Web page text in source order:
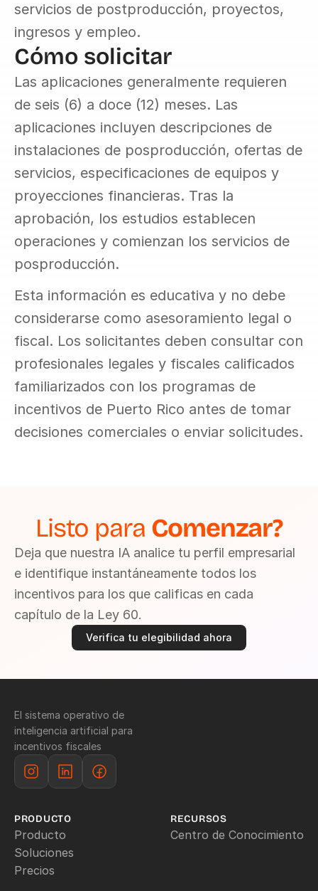
servicios de postproducción, proyectos,
ingresos y empleo.
Cómo solicitar
Las aplicaciones generalmente requieren
de seis (6) a doce (12) meses. Las
aplicaciones incluyen descripciones de
instalaciones de posproducción, ofertas de
servicios, especificaciones de equipos y
proyecciones financieras. Tras la
aprobación, los estudios establecen
operaciones y comienzan los servicios de
posproducción.
Esta información es educativa y no debe
considerarse como asesoramiento legal o
fiscal. Los solicitantes deben consultar con
profesionales legales y fiscales calificados
familiarizados con los programas de
incentivos de Puerto Rico antes de tomar
decisiones comerciales o enviar solicitudes.
Listo para Comenzar?
Deja que nuestra IA analice tu perfil empresarial
e identifique instantáneamente todos los
incentivos para los que calificas en cada
capítulo de la Ley 60.
Verifica tu elegibilidad ahora
El sistema operativo de
inteligencia artificial para
incentivos fiscales
PRODUCTO
Producto
Soluciones
Precios
RECURSOS
Centro de Conocimiento